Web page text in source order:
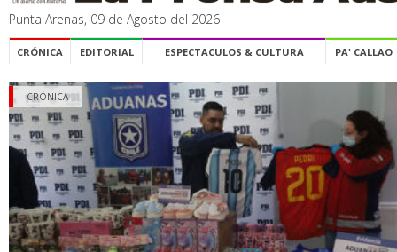
Punta Arenas, 09 de Agosto del 2026
CRÓNICA EDITORIAL ESPECTACULOS & CULTURA PA' CALLAO
CRÓNICA